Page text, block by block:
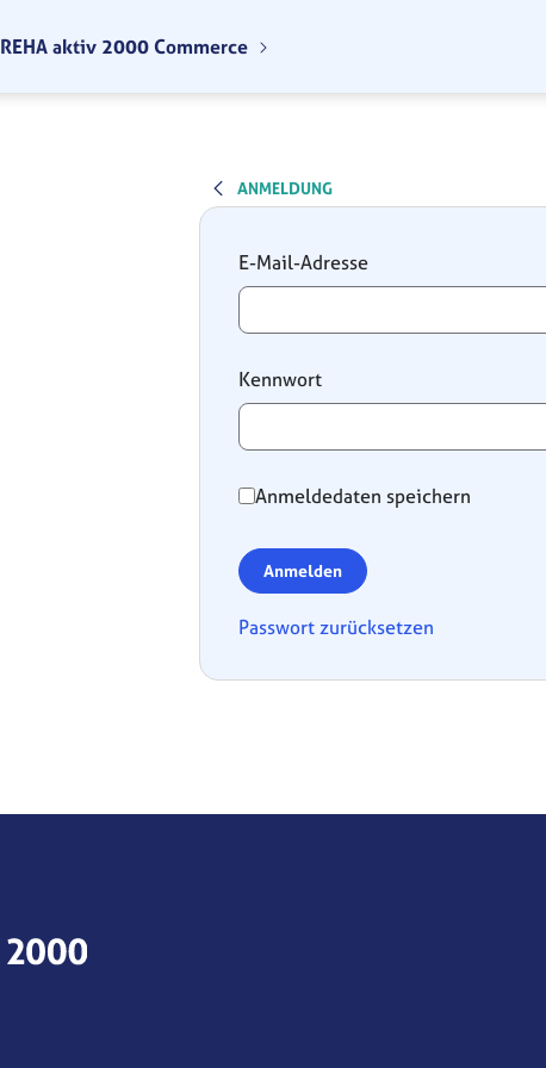
REHA aktiv 2000 Commerce
ANMELDUNG
Anmeldung
E-Mail-Adresse
Kennwort
Anmeldedaten speichern
Anmelden
Passwort zurücksetzen